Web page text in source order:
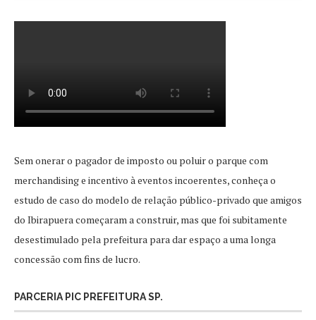
Sem onerar o pagador de imposto ou poluir o parque com
merchandising e incentivo à eventos incoerentes, conheça o
estudo de caso do modelo de relação público-privado que amigos
do Ibirapuera começaram a construir, mas que foi subitamente
desestimulado pela prefeitura para dar espaço a uma longa
concessão com fins de lucro.
PARCERIA PIC PREFEITURA SP.